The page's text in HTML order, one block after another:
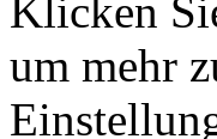
Klicken
um mehr